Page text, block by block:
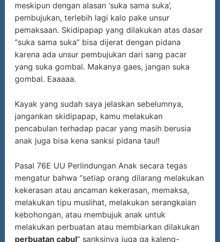
meskipun dengan alasan ‘suka sama suka’,
pembujukan, terlebih lagi kalo pake unsur
pemaksaan. Skidipapap yang dilakukan atas dasar
“suka sama suka” bisa dijerat dengan pidana
karena ada unsur pembujukan dari sang pacar
yang suka gombal. Makanya gaes, jangan suka
gombal. Eaaaaa.
Kayak yang sudah saya jelaskan sebelumnya,
jangankan skidipapap, kamu melakukan
pencabulan terhadap pacar yang masih berusia
anak juga bisa kena sanksi pidana tau!!
Pasal 76E UU Perlindungan Anak secara tegas
mengatur bahwa “setiap orang dilarang melakukan
kekerasan atau ancaman kekerasan, memaksa,
melakukan tipu muslihat, melakukan serangkaian
kebohongan, atau membujuk anak untuk
melakukan perbuatan atau membiarkan dilakukan
perbuatan cabul” sanksinya juga ga kaleng-